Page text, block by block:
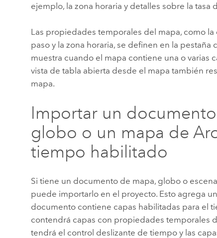
ejemplo, la zona horaria y detalles sobre la
Las propiedades temporales del mapa, como
paso y la zona horaria, se definen en la pestaña
muestra cuando el mapa contiene una o varias
vista de tabla abierta desde el mapa también
mapa.
Importar un
globo o un mapa de
tiempo habilitado
Si tiene un documento de mapa, globo o
puede importarlo en el proyecto. Esto agrega
documento contiene capas habilitadas para el
contendrá capas con propiedades temporales
tendrá el control deslizante de tiempo y las